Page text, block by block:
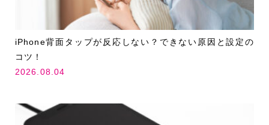
iPhone背面タップが反応しない？できない原因と設定の
コツ！
2026.08.04